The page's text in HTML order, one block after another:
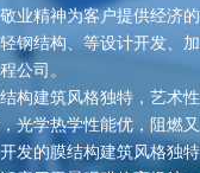
业精神为客户提供经济
钢结构、等设计开发、
公司。
建筑风格独特，艺术性
光学热学性能优，阻燃
发的膜结构建筑风格独